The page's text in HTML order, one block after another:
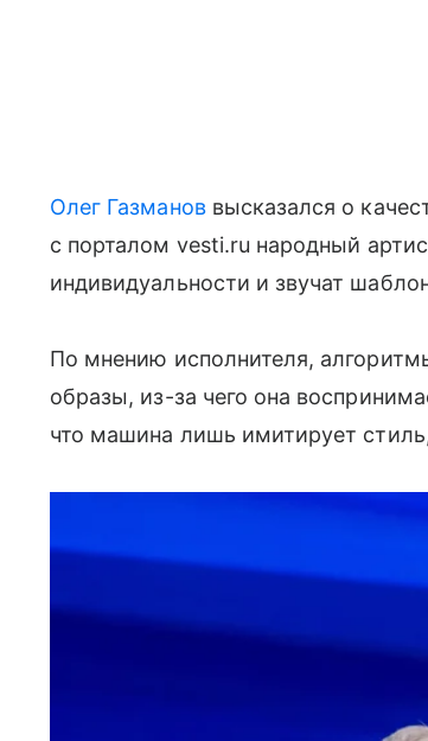
Олег Газмановвысказался о
с порталом vesti.ru народный
индивидуальности и звучат
По мнению исполнителя,
образы, из-за чего она
что машина лишь имитирует